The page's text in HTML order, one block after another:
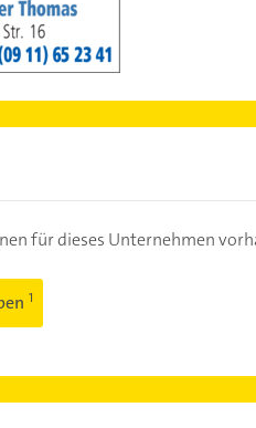
für dieses Unternehmen